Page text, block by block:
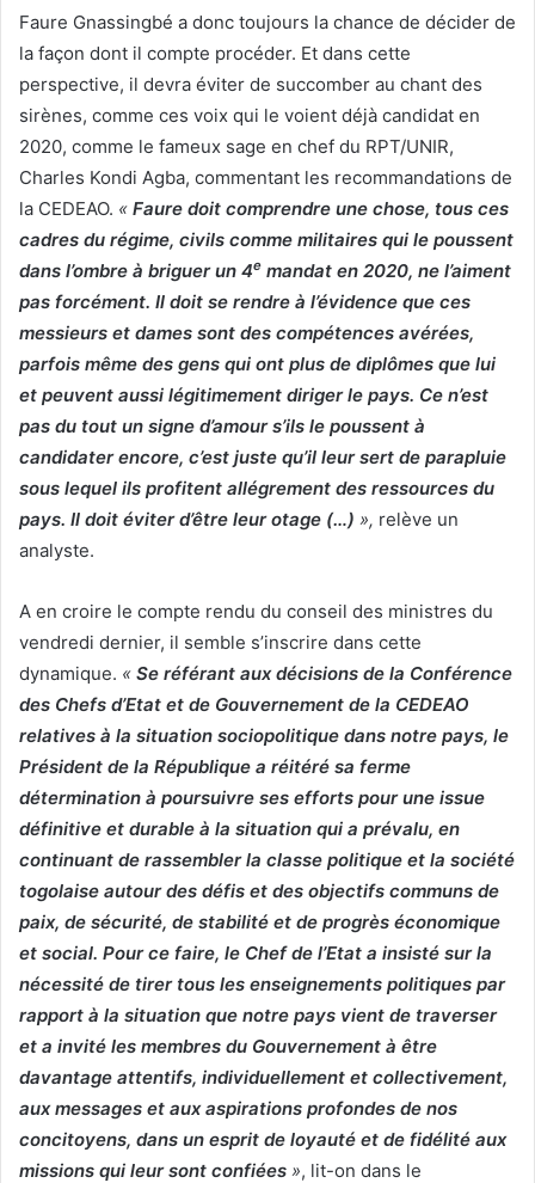
Faure Gnassingbé a donc toujours la chance de décider de
la façon dont il compte procéder. Et dans cette
perspective, il devra éviter de succomber au chant des
sirènes, comme ces voix qui le voient déjà candidat en
2020, comme le fameux sage en chef du RPT/UNIR,
Charles Kondi Agba, commentant les recommandations de
la CEDEAO. « Faure doit comprendre une chose, tous ces
cadres du régime, civils comme militaires qui le poussent
dans l’ombre à briguer un 4e mandat en 2020, ne l’aiment
pas forcément. Il doit se rendre à l’évidence que ces
messieurs et dames sont des compétences avérées,
parfois même des gens qui ont plus de diplômes que lui
et peuvent aussi légitimement diriger le pays. Ce n’est
pas du tout un signe d’amour s’ils le poussent à
candidater encore, c’est juste qu’il leur sert de parapluie
sous lequel ils profitent allégrement des ressources du
pays. Il doit éviter d’être leur otage (…) », relève un
analyste.
A en croire le compte rendu du conseil des ministres du
vendredi dernier, il semble s’inscrire dans cette
dynamique. « Se référant aux décisions de la Conférence
des Chefs d’Etat et de Gouvernement de la CEDEAO
relatives à la situation sociopolitique dans notre pays, le
Président de la République a réitéré sa ferme
détermination à poursuivre ses efforts pour une issue
définitive et durable à la situation qui a prévalu, en
continuant de rassembler la classe politique et la société
togolaise autour des défis et des objectifs communs de
paix, de sécurité, de stabilité et de progrès économique
et social. Pour ce faire, le Chef de l’Etat a insisté sur la
nécessité de tirer tous les enseignements politiques par
rapport à la situation que notre pays vient de traverser
et a invité les membres du Gouvernement à être
davantage attentifs, individuellement et collectivement,
aux messages et aux aspirations profondes de nos
concitoyens, dans un esprit de loyauté et de fidélité aux
missions qui leur sont confiées », lit-on dans le